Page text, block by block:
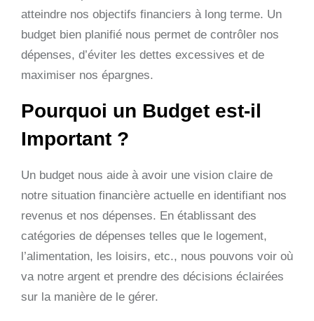
atteindre nos objectifs financiers à long terme. Un
budget bien planifié nous permet de contrôler nos
dépenses, d’éviter les dettes excessives et de
maximiser nos épargnes.
Pourquoi un Budget est-il
Important ?
Un budget nous aide à avoir une vision claire de
notre situation financière actuelle en identifiant nos
revenus et nos dépenses. En établissant des
catégories de dépenses telles que le logement,
l’alimentation, les loisirs, etc., nous pouvons voir où
va notre argent et prendre des décisions éclairées
sur la manière de le gérer.